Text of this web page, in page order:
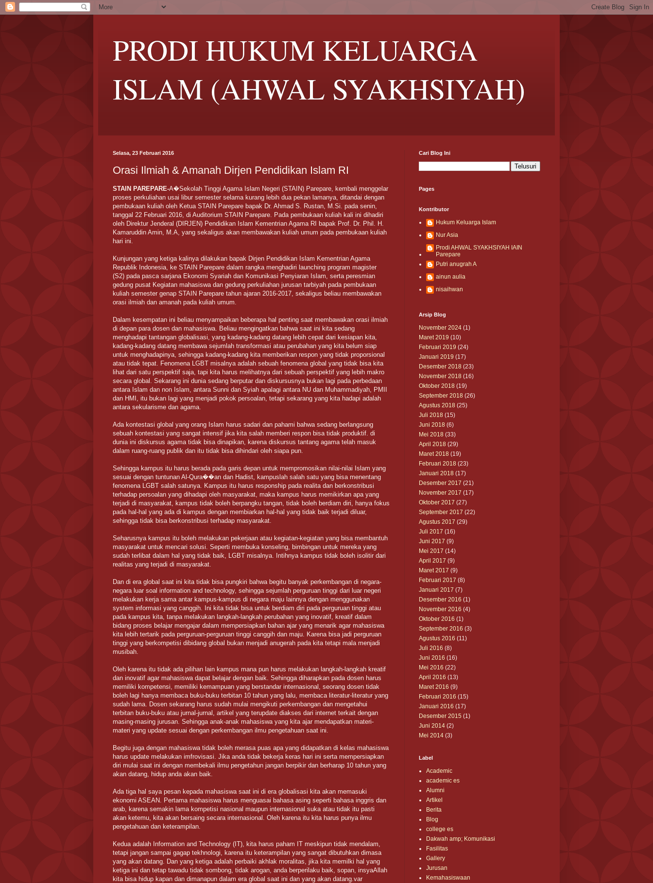
PRODI HUKUM KELUARGA
ISLAM (AHWAL SYAKHSIYAH)
Selasa, 23 Februari 2016
Orasi Ilmiah & Amanah Dirjen Pendidikan Islam RI
STAIN PAREPARE-A�Sekolah Tinggi Agama Islam Negeri (STAIN) Parepare, kembali menggelar
proses perkuliahan usai libur semester selama kurang lebih dua pekan lamanya, ditandai dengan
pembukaan kuliah oleh Ketua STAIN Parepare bapak Dr. Ahmad S. Rustan, M.Si. pada senin,
tanggal 22 Februari 2016, di Auditorium STAIN Parepare. Pada pembukaan kuliah kali ini dihadiri
oleh Direktur Jenderal (DIRJEN) Pendidikan Islam Kementrian Agama RI bapak Prof. Dr. Phil. H.
Kamaruddin Amin, M.A, yang sekaligus akan membawakan kuliah umum pada pembukaan kuliah
hari ini.
Kunjungan yang ketiga kalinya dilakukan bapak Dirjen Pendidikan Islam Kementrian Agama
Republik Indonesia, ke STAIN Parepare dalam rangka menghadiri launching program magister
(S2) pada pasca sarjana Ekonomi Syariah dan Komunikasi Penyiaran Islam, serta peresmian
gedung pusat Kegiatan mahasiswa dan gedung perkuliahan jurusan tarbiyah pada pembukaan
kuliah semester genap STAIN Parepare tahun ajaran 2016-2017, sekaligus beliau membawakan
orasi ilmiah dan amanah pada kuliah umum.
Dalam kesempatan ini beliau menyampaikan beberapa hal penting saat membawakan orasi ilmiah
di depan para dosen dan mahasiswa. Beliau mengingatkan bahwa saat ini kita sedang
menghadapi tantangan globalisasi, yang kadang-kadang datang lebih cepat dari kesiapan kita,
kadang-kadang datang membawa sejumlah transformasi atau perubahan yang kita belum siap
untuk menghadapinya, sehingga kadang-kadang kita memberikan respon yang tidak proporsional
atau tidak tepat. Fenomena LGBT misalnya adalah sebuah fenomena global yang tidak bisa kita
lihat dari satu perspektif saja, tapi kita harus melihatnya dari sebuah perspektif yang lebih makro
secara global. Sekarang ini dunia sedang berputar dan diskursusnya bukan lagi pada perbedaan
antara Islam dan non Islam, antara Sunni dan Syiah apalagi antara NU dan Muhammadiyah, PMII
dan HMI, itu bukan lagi yang menjadi pokok persoalan, tetapi sekarang yang kita hadapi adalah
antara sekularisme dan agama.
Ada kontestasi global yang orang Islam harus sadari dan pahami bahwa sedang berlangsung
sebuah kontestasi yang sangat intensif jika kita salah memberi respon bisa tidak produktif. di
dunia ini diskursus agama tidak bisa dinapikan, karena diskursus tantang agama telah masuk
dalam ruang-ruang publik dan itu tidak bisa dihindari oleh siapa pun.
Sehingga kampus itu harus berada pada garis depan untuk mempromosikan nilai-nilai Islam yang
sesuai dengan tuntunan Al-Qura��an dan Hadist, kampuslah salah satu yang bisa menentang
fenomena LGBT salah satunya. Kampus itu harus responship pada realita dan berkonstribusi
terhadap persoalan yang dihadapi oleh masyarakat, maka kampus harus memikirkan apa yang
terjadi di masyarakat, kampus tidak boleh berpangku tangan, tidak boleh berdiam diri, hanya fokus
pada hal-hal yang ada di kampus dengan membiarkan hal-hal yang tidak baik terjadi diluar,
sehingga tidak bisa berkonstribusi terhadap masyarakat.
Seharusnya kampus itu boleh melakukan pekerjaan atau kegiatan-kegiatan yang bisa membantuh
masyarakat untuk mencari solusi. Seperti membuka konseling, bimbingan untuk mereka yang
sudah terlibat dalam hal yang tidak baik, LGBT misalnya. Intihnya kampus tidak boleh isolitir dari
realitas yang terjadi di masyarakat.
Dan di era global saat ini kita tidak bisa pungkiri bahwa begitu banyak perkembangan di negara-
negara luar soal information and technology, sehingga sejumlah perguruan tinggi dari luar negeri
melakukan kerja sama antar kampus-kampus di negara maju lainnya dengan menggunakan
system informasi yang canggih. Ini kita tidak bisa untuk berdiam diri pada perguruan tinggi atau
pada kampus kita, tanpa melakukan langkah-langkah perubahan yang inovatif, kreatif dalam
bidang proses belajar mengajar dalam mempersiapkan bahan ajar yang menarik agar mahasiswa
kita lebih tertarik pada perguruan-perguruan tinggi canggih dan maju. Karena bisa jadi perguruan
tinggi yang berkompetisi dibidang global bukan menjadi anugerah pada kita tetapi mala menjadi
musibah.
Oleh karena itu tidak ada pilihan lain kampus mana pun harus melakukan langkah-langkah kreatif
dan inovatif agar mahasiswa dapat belajar dengan baik. Sehingga diharapkan pada dosen harus
memiliki kompetensi, memiliki kemampuan yang berstandar internasional, seorang dosen tidak
boleh lagi hanya membaca buku-buku terbitan 10 tahun yang lalu, membaca literatur-literatur yang
sudah lama. Dosen sekarang harus sudah mulai mengikuti perkembangan dan mengetahui
terbitan buku-buku atau jurnal-jurnal, artikel yang terupdate diakses dari internet terkait dengan
masing-masing jurusan. Sehingga anak-anak mahasiswa yang kita ajar mendapatkan materi-
materi yang update sesuai dengan perkembangan ilmu pengetahuan saat ini.
Begitu juga dengan mahasiswa tidak boleh merasa puas apa yang didapatkan di kelas mahasiswa
harus update melakukan imfrovisasi. Jika anda tidak bekerja keras hari ini serta mempersiapkan
diri mulai saat ini dengan membekali ilmu pengetahun jangan berpikir dan berharap 10 tahun yang
akan datang, hidup anda akan baik.
Ada tiga hal saya pesan kepada mahasiswa saat ini di era globalisasi kita akan memasuki
ekonomi ASEAN. Pertama mahasiswa harus menguasai bahasa asing seperti bahasa inggris dan
arab, karena semakin lama kompetisi nasional maupun internasional suka atau tidak itu pasti
akan ketemu, kita akan bersaing secara internasional. Oleh karena itu kita harus punya ilmu
pengetahuan dan keterampilan.
Kedua adalah Information and Technology (IT), kita harus paham IT meskipun tidak mendalam,
tetapi jangan sampai gagap tekhnologi, karena itu keterampilan yang sangat dibutuhkan dimasa
yang akan datang. Dan yang ketiga adalah perbaiki akhlak moralitas, jika kita memilki hal yang
ketiga ini dan tetap tawadu tidak sombong, tidak arogan, anda berperilaku baik, sopan, insyaAllah
kita bisa hidup kapan dan dimanapun dalam era global saat ini dan yang akan datang.var
Cari Blog Ini
Pages
Kontributor
Hukum Keluarga Islam
Nur Asia
Prodi AHWAL SYAKHSIYAH IAIN
Parepare
Putri anugrah A
ainun aulia
nisaihwan
Arsip Blog
November 2024 (1)
Maret 2019 (10)
Februari 2019 (24)
Januari 2019 (17)
Desember 2018 (23)
November 2018 (16)
Oktober 2018 (19)
September 2018 (26)
Agustus 2018 (25)
Juli 2018 (15)
Juni 2018 (6)
Mei 2018 (33)
April 2018 (29)
Maret 2018 (19)
Februari 2018 (23)
Januari 2018 (17)
Desember 2017 (21)
November 2017 (17)
Oktober 2017 (27)
September 2017 (22)
Agustus 2017 (29)
Juli 2017 (16)
Juni 2017 (9)
Mei 2017 (14)
April 2017 (9)
Maret 2017 (9)
Februari 2017 (8)
Januari 2017 (7)
Desember 2016 (1)
November 2016 (4)
Oktober 2016 (1)
September 2016 (3)
Agustus 2016 (11)
Juli 2016 (8)
Juni 2016 (16)
Mei 2016 (22)
April 2016 (13)
Maret 2016 (9)
Februari 2016 (15)
Januari 2016 (17)
Desember 2015 (1)
Juni 2014 (2)
Mei 2014 (3)
Label
Academic
academic es
Alumni
Artikel
Berita
Blog
college es
Dakwah amp; Komunikasi
Fasilitas
Gallery
Jurusan
Kemahasiswaan